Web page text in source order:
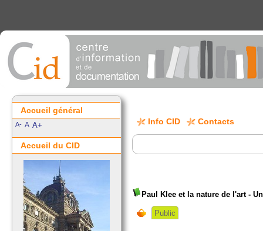
Info CID Contacts
Paul Klee et la nature de l'art -
Public
Accueil général
A- A A+
Accueil du CID